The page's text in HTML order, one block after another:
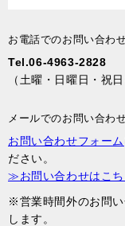
お電話でのお問い合わ
Tel.06-4963-2828
（土曜・日曜日・祝
メールでのお問い合わ
お問い合わせフォーム
ださい。
≫お問い合わせはこち
※営業時間外のお問
します。